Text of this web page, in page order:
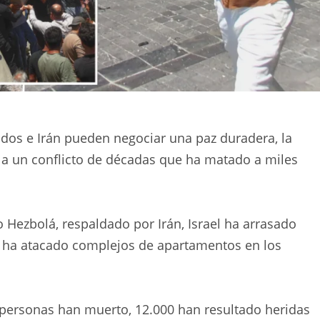
e Irán pueden negociar una paz duradera, la
un conflicto de décadas que ha matado a miles
respaldado por Irán, Israel ha arrasado
atacado complejos de apartamentos en los
han muerto, 12.000 han resultado heridas